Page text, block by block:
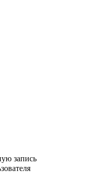
запись